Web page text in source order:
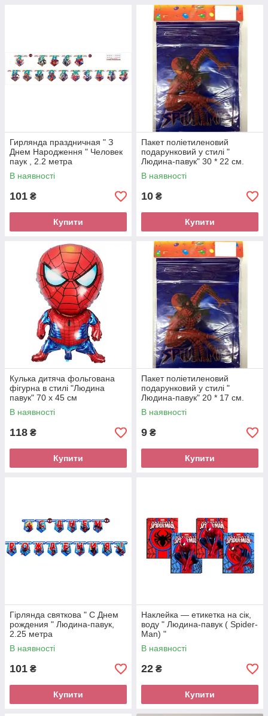
Гирлянда праздничная " З
Днем Народження " Человек
паук , 2.2 метра
В наявності
101 ₴
Купити
Пакет поліетиленовий
подарунковий у стилі "
Людина-павук" 30 * 22 см.
В наявності
10 ₴
Купити
Кулька дитяча фольгована
фігурна в стилі "Людина
павук" 70 х 45 см
В наявності
118 ₴
Купити
Пакет поліетиленовий
подарунковий у стилі "
Людина-павук" 20 * 17 см.
В наявності
9 ₴
Купити
Гірлянда святкова " С Днем
рождения " Людина-павук,
2.25 метра
В наявності
101 ₴
Купити
Наклейка — етикетка на сік,
воду " Людина-павук ( Spider-
Man) "
В наявності
22 ₴
Купити